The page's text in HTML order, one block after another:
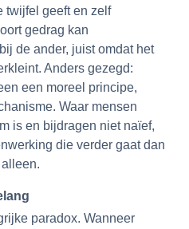
twijfel geeft en zelf
gedrag kan
de ander, juist omdat het
Anders gezegd:
een moreel principe,
Waar mensen
is en bijdragen niet naïef,
die verder gaat dan
alleen.
paradox. Wanneer